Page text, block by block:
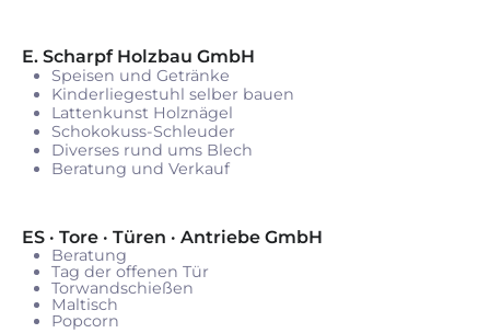
E. Scharpf Holzbau GmbH
Speisen und Getränke
Kinderliegestuhl selber bauen
Lattenkunst Holznägel
Schokokuss-Schleuder
Diverses rund ums Blech
Beratung und Verkauf
ES · Tore · Türen · Antriebe GmbH
Beratung
Tag der offenen Tür
Torwandschießen
Maltisch
Popcorn